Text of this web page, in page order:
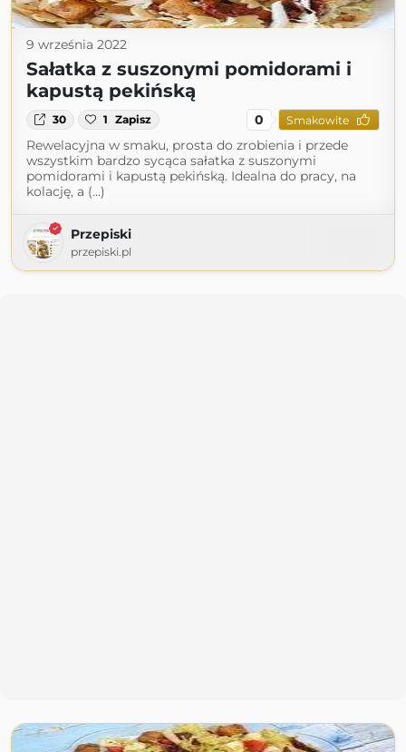
9 września 2022
Sałatka z suszonymi pomidorami i
kapustą pekińską
30 1 Zapisz 0 Smakowite
Rewelacyjna w smaku, prosta do zrobienia i przede
wszystkim bardzo sycąca sałatka z suszonymi
pomidorami i kapustą pekińską. Idealna do pracy, na
kolację, a (...)
Przepiski
przepiski.pl